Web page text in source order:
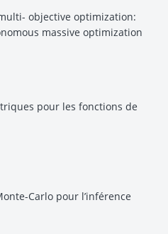
objective optimization:
massive optimization
pour les fonctions de
Carlo pour l’inférence